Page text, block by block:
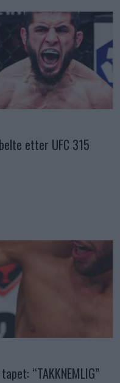
etter UFC 315
“TAKKNEMLIG”